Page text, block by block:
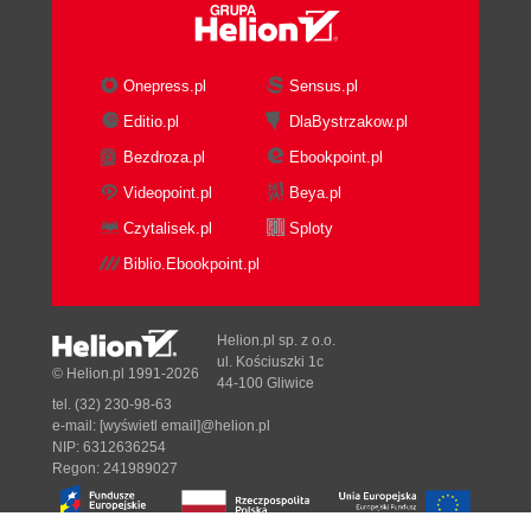
Onepress.pl
Sensus.pl
Editio.pl
DlaBystrzakow.pl
Bezdroza.pl
Ebookpoint.pl
Videopoint.pl
Beya.pl
Czytalisek.pl
Sploty
Biblio.Ebookpoint.pl
© Helion.pl 1991-2026
Helion.pl sp. z o.o.
ul. Kościuszki 1c
44-100 Gliwice
tel. (32) 230-98-63
e-mail: [wyświetl email]@helion.pl
NIP: 6312636254
Regon: 241989027